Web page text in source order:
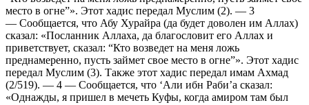
место в огне”». Этот хадис передал Муслим (2). — 3
— Сообщается, что Абу Хурайра (да будет доволен им Аллах)
сказал: «Посланник Аллаха, да благословит его Аллах и
приветствует, сказал: “Кто возведет на меня ложь
преднамеренно, пусть займет свое место в огне”». Этот хадис
передал Муслим (3). Также этот хадис передал имам Ахмад
(2/519). — 4 — Сообщается, что ‘Али ибн Раби’а сказал:
«Однажды, я пришел в мечеть Куфы, когда амиром там был